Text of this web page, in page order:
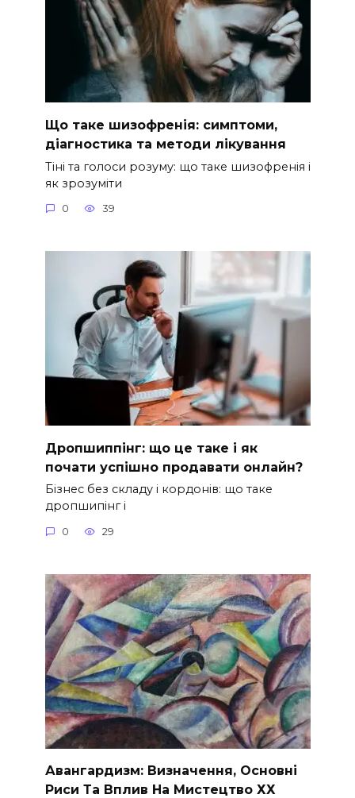
Що таке шизофренія: симптоми,
діагностика та методи лікування
Тіні та голоси розуму: що таке шизофренія і
як зрозуміти
0 39
Дропшиппінг: що це таке і як
почати успішно продавати онлайн?
Бізнес без складу і кордонів: що таке
дропшипінг і
0 29
Авангардизм: Визначення, Основні
Риси Та Вплив На Мистецтво ХХ